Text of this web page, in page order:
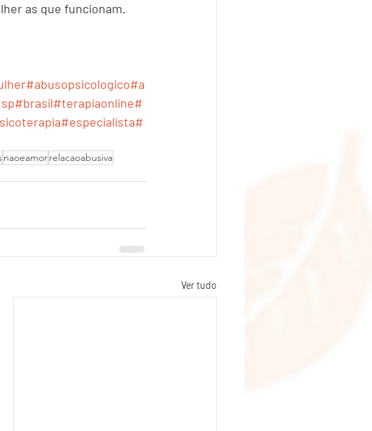
as que funcionam.
#abusopsicologico#a
#brasil#terapiaonline#
#especialista#
naoeamorrelacaoabusiva
Ver tudo